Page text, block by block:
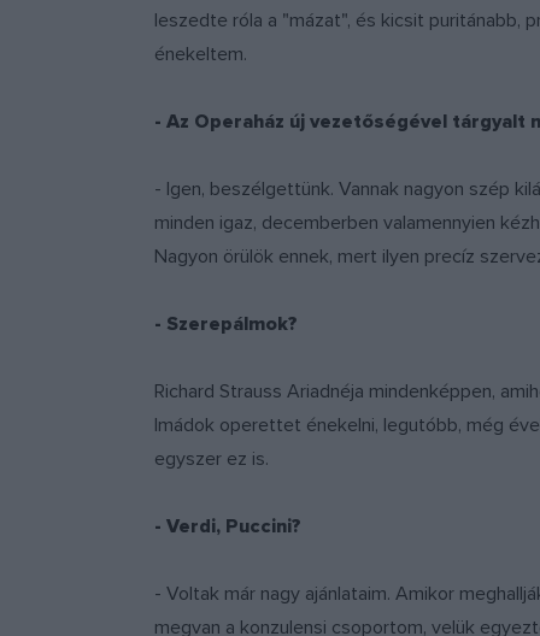
leszedte róla a "mázat", és kicsit puritánabb,
énekeltem.
- Az Operaház új vezetőségével tárgyalt
- Igen, beszélgettünk. Vannak nagyon szép
minden igaz, decemberben valamennyien
Nagyon örülök ennek, mert ilyen precíz
- Szerepálmok?
Richard Strauss Ariadnéja mindenképpen,
Imádok operettet énekelni, legutóbb, még
egyszer ez is.
- Verdi, Puccini?
- Voltak már nagy ajánlataim. Amikor
megvan a konzulensi csoportom, velük